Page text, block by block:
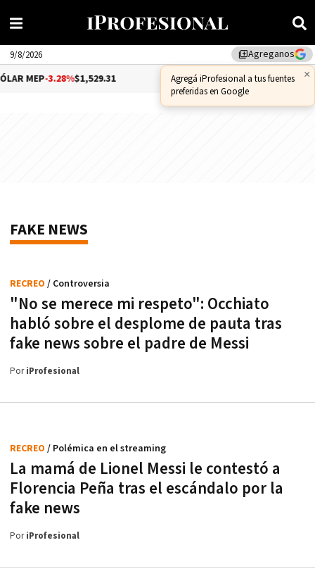
library_addAgreganos
×
Agregá iProfesional a tus fuentes
preferidas en Google
9/8/2026
MEP-3.28%$1,529.31 DÓLAR CCL-1.25%$1,556.14
FAKE NEWS
"No se merece mi respeto": Occhiato
habló sobre el desplome de pauta tras
fake news sobre el padre de Messi
RECREO / Controversia
PoriProfesional
La mamá de Lionel Messi le contestó a
Florencia Peña tras el escándalo por la
fake news
RECREO / Polémica en el streaming
PoriProfesional